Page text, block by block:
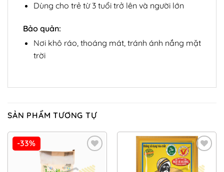
Dùng cho trẻ từ 3 tuổi trở lên và người lớn
Bảo quản:
Nơi khô ráo, thoáng mát, tránh ánh nắng mặt
trời
SẢN PHẨM TƯƠNG TỰ
-33%
Wishlist
Add to
Wishlist